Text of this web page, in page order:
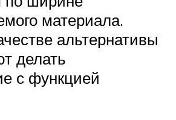
материала.
альтернативы
делать
с функцией